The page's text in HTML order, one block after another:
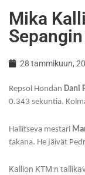
Mika
28 tammikuun,
Repsol Hondan Dani
0.343 sekuntia.
Hallitseva mestari
takana. He jäivät
Kallion KTM:n